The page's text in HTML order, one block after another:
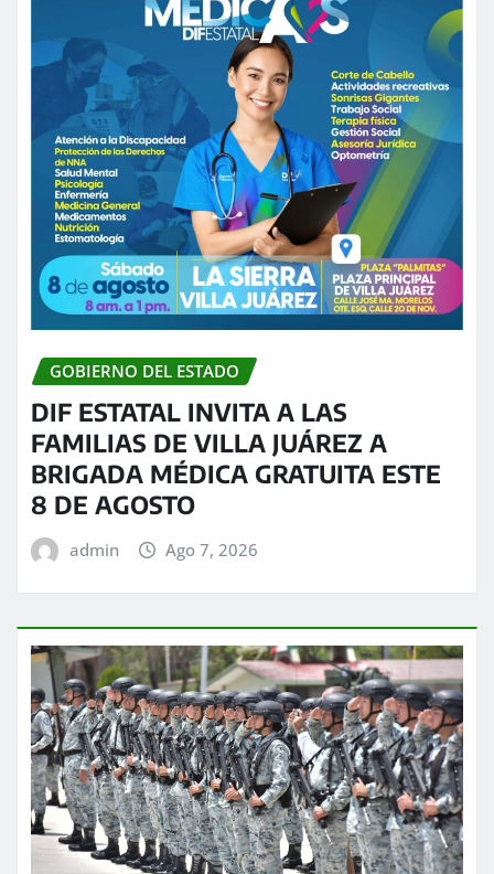
GOBIERNO DEL ESTADO
DIF ESTATAL INVITA A LAS
FAMILIAS DE VILLA JUÁREZ A
BRIGADA MÉDICA GRATUITA ESTE
8 DE AGOSTO
admin Ago 7, 2026